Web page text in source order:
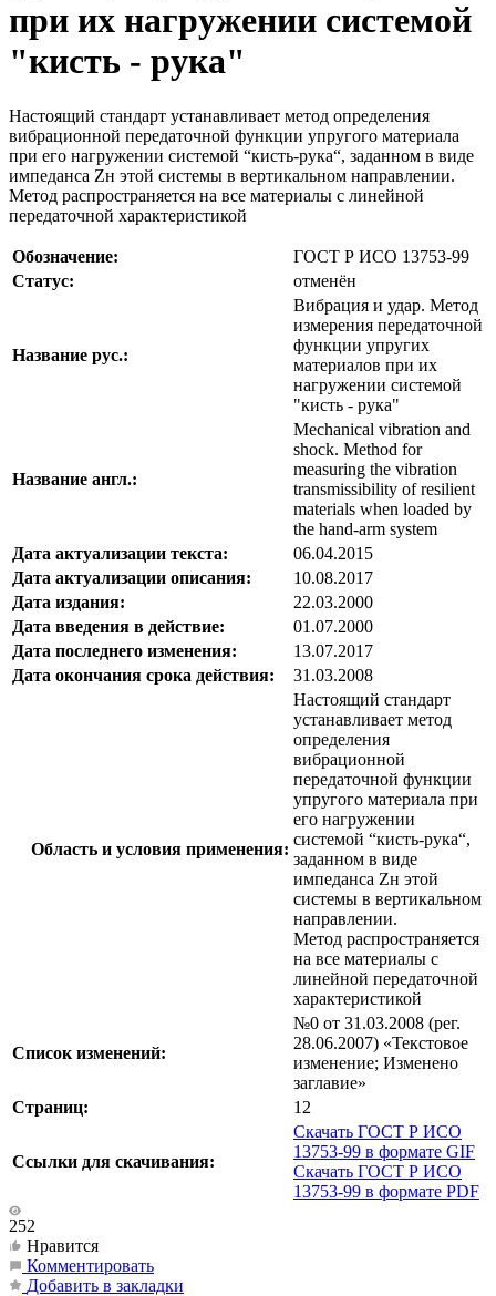
при их нагружении системой
"кисть - рука"
Настоящий стандарт устанавливает метод определения
вибрационной передаточной функции упругого материала
при его нагружении системой “кисть-рука“, заданном в виде
импеданса Zн этой системы в вертикальном направлении.
Метод распространяется на все материалы с линейной
передаточной характеристикой
Обозначение:
ГОСТ Р ИСО 13753-99
Статус:
отменён
Название рус.:
Вибрация и удар. Метод
измерения передаточной
функции упругих
материалов при их
нагружении системой
"кисть - рука"
Название англ.:
Mechanical vibration and
shock. Method for
measuring the vibration
transmissibility of resilient
materials when loaded by
the hand-arm system
Дата актуализации текста:
06.04.2015
Дата актуализации описания:
10.08.2017
Дата издания:
22.03.2000
Дата введения в действие:
01.07.2000
Дата последнего изменения:
13.07.2017
Дата окончания срока действия:
31.03.2008
Область и условия применения:
Настоящий стандарт
устанавливает метод
определения
вибрационной
передаточной функции
упругого материала при
его нагружении
системой “кисть-рука“,
заданном в виде
импеданса Zн этой
системы в вертикальном
направлении.
Метод распространяется
на все материалы с
линейной передаточной
характеристикой
Список изменений:
№0 от 31.03.2008 (рег.
28.06.2007) «Текстовое
изменение; Изменено
заглавие»
Страниц:
12
Ссылки для скачивания:
Скачать ГОСТ Р ИСО
13753-99 в формате GIF
Скачать ГОСТ Р ИСО
13753-99 в формате PDF
252
Нравится
Комментировать
Добавить в закладки